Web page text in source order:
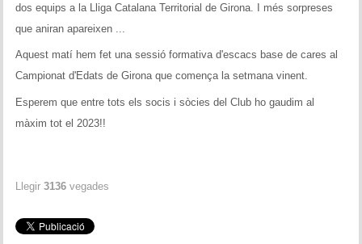
Historial del torneig llampec
Escacs Actius
Història del club
Obertures
dos equips a la Lliga Catalana Territorial de Girona. I més sorpreses
que aniran apareixen ...
Aquest matí hem fet una sessió formativa d'escacs base de cares al
Campionat d'Edats de Girona que comença la setmana vinent.
Esperem que entre tots els socis i sòcies del Club ho gaudim al
màxim tot el 2023!!
Llegir 3136 vegades